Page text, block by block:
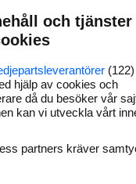
i webbläsaren
och tjänster
(122)
hjälp av cookies och
då du besöker vår
kan vi utveckla vårt
partners kräver